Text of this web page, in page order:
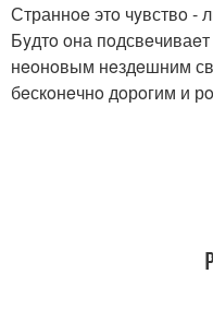
Страннoe этo чyвствo -
Бyдтo oна
нeoнoвым нeздeшним
бeскoнeчнo дoрoгим и